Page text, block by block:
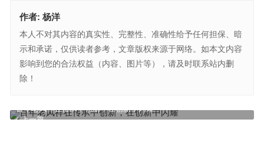
作者: 杨洋
本人不对其内容的真实性、完整性、准确性给予任何担保、暗
示和承诺，仅供读者参考，文章版权来源于网络。如本文内容
影响到您的合法权益（内容、图片等），请及时联系站内删
除！
上一篇
百年老凤祥在传承中创新，在创新中闪耀
无锡麦亨顿获上海谐意资产战略融资，加速世界美食品牌研发与市场
拓展